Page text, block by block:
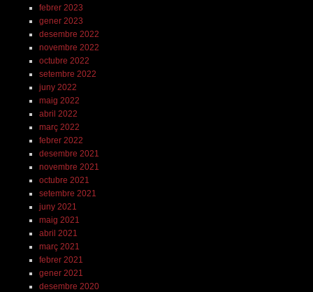
febrer 2023
gener 2023
desembre 2022
novembre 2022
octubre 2022
setembre 2022
juny 2022
maig 2022
abril 2022
març 2022
febrer 2022
desembre 2021
novembre 2021
octubre 2021
setembre 2021
juny 2021
maig 2021
abril 2021
març 2021
febrer 2021
gener 2021
desembre 2020